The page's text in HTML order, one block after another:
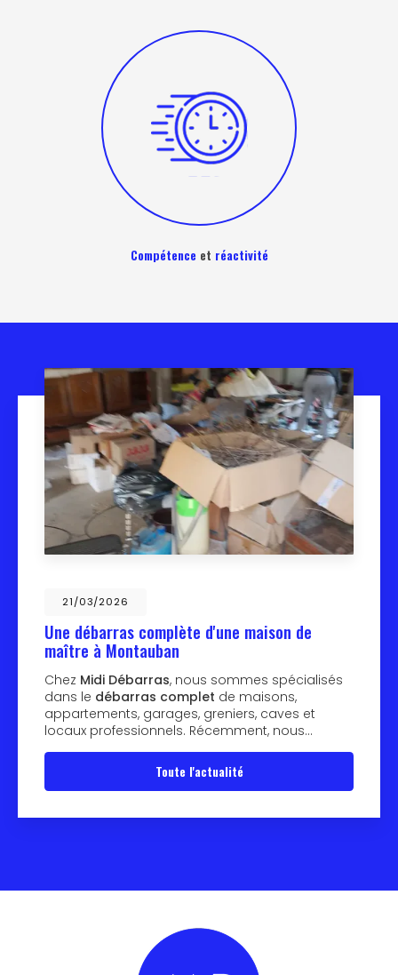
Compétence et réactivité
21/03/2026
Une débarras complète d'une maison de
maître à Montauban
Chez Midi Débarras, nous sommes spécialisés
dans le débarras complet de maisons,
appartements, garages, greniers, caves et
locaux professionnels. Récemment, nous…
Toute l'actualité